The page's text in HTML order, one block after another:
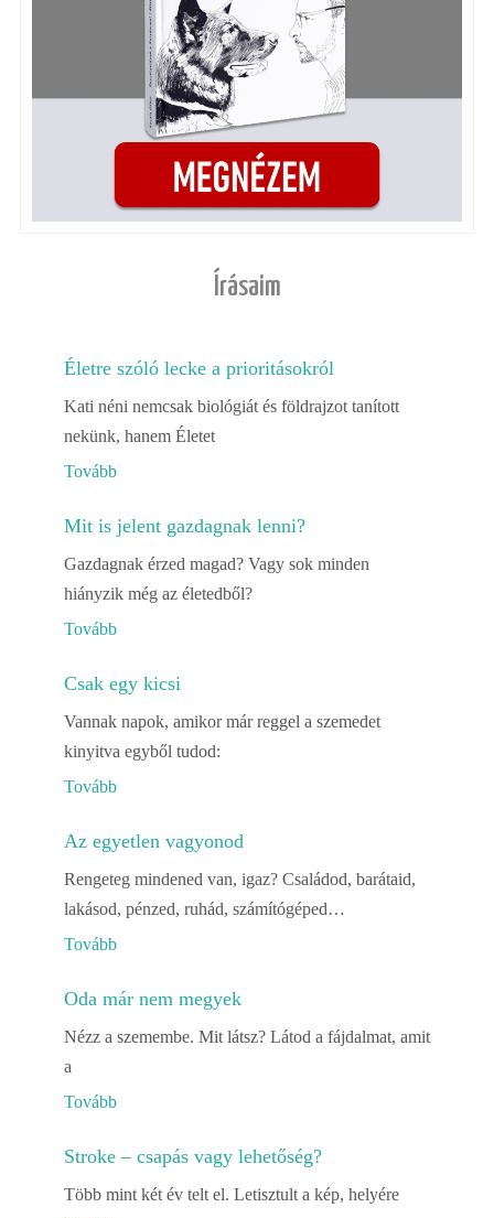
Írásaim
Életre szóló lecke a prioritásokról
Kati néni nemcsak biológiát és földrajzot tanított
nekünk, hanem Életet
Tovább
Mit is jelent gazdagnak lenni?
Gazdagnak érzed magad? Vagy sok minden
hiányzik még az életedből?
Tovább
Csak egy kicsi
Vannak napok, amikor már reggel a szemedet
kinyitva egyből tudod:
Tovább
Az egyetlen vagyonod
Rengeteg mindened van, igaz? Családod, barátaid,
lakásod, pénzed, ruhád, számítógéped…
Tovább
Oda már nem megyek
Nézz a szemembe. Mit látsz? Látod a fájdalmat, amit
a
Tovább
Stroke – csapás vagy lehetőség?
Több mint két év telt el. Letisztult a kép, helyére